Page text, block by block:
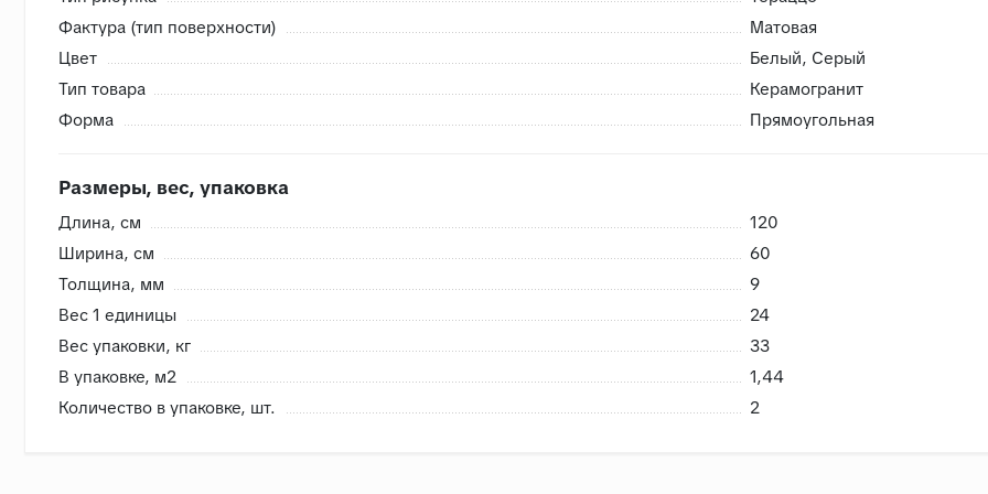
Фактура (тип поверхности)
Матовая
Цвет
Белый, Серый
Тип товара
Керамогранит
Форма
Прямоугольная
Размеры, вес, упаковка
Длина, cм
120
Ширина, cм
60
Толщина, мм
9
Вес 1 единицы
24
Вес упаковки, кг
33
В упаковке, м2
1,44
Количество в упаковке, шт.
2
Внутренняя система контроля
- Проверяем на бой перед загрузкой, чтобы исключить возможность брака